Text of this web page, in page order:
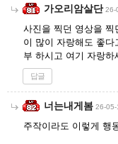
가오리암살단 26-
사진을 찍던 영상을
이 많이 자랑해도 좋다
부 하시고 여기 자랑
답글
너는내게봄 26-
주작이라도 이렇게 행